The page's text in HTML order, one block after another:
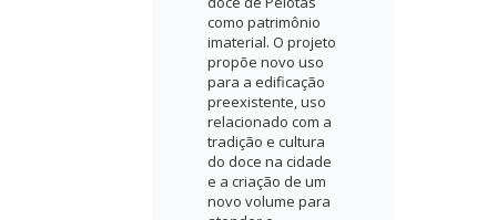
como patrimônio
imaterial. O projeto
propõe novo uso
para a edificação
preexistente, uso
relacionado com a
tradição e cultura
do doce na cidade
e a criação de um
novo volume para